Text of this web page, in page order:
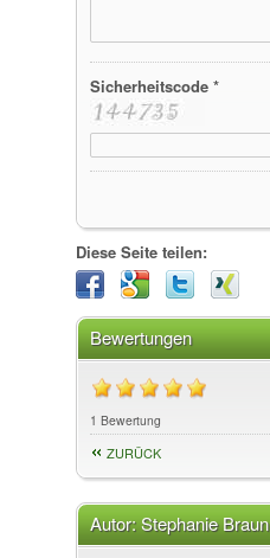
Sicherheitscode *
Diese Seite teilen:
Bewertungen
1 Bewertung
ZURÜCK
Autor:Stephanie Braun